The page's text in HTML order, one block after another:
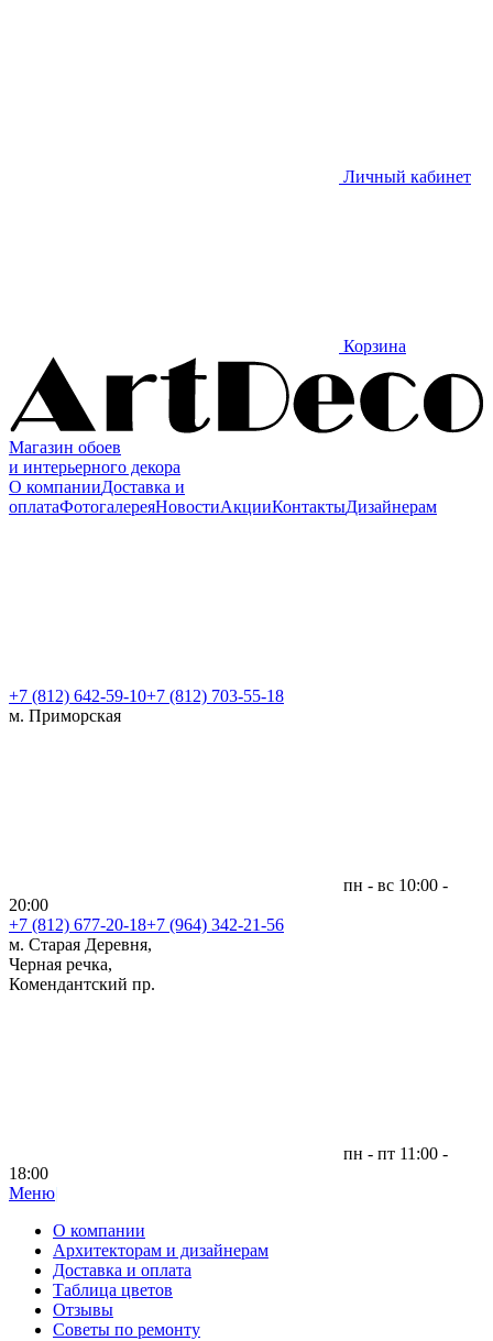
Личный кабинет
Корзина
Магазин обоев
и интерьерного декора
О компанииДоставка и
оплатаФотогалереяНовостиАкцииКонтактыДизайнерам
+7 (812) 642-59-10+7 (812) 703-55-18
м. Приморская
пн - вс 10:00 -
20:00
+7 (812) 677-20-18+7 (964) 342-21-56
м. Старая Деревня,
Черная речка,
Комендантский пр.
пн - пт 11:00 -
18:00
Меню|
О компании
Архитекторам и дизайнерам
Доставка и оплата
Таблица цветов
Отзывы
Советы по ремонту